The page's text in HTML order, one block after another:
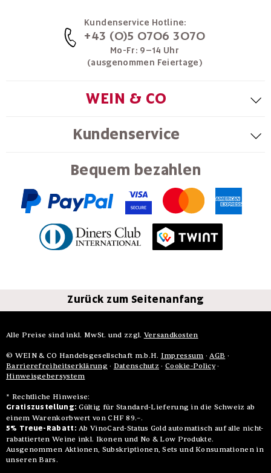
Kundenservice Hotline:
+43 (0)5 0706 3070
Mo-Fr: 9–14 Uhr
(ausgenommen Feiertage)
WEIN & CO
Kundenservice
Bequem bezahlen
Zurück zum Seitenanfang
Alle Preise sind inkl. MwSt. und zzgl. Versandkosten
© WEIN & CO Handelsgesellschaft m.b.H. Impressum · AGB ·
Barrierefreiheitserklärung · Datenschutz · Cookie-Policy·
Hinweisgebersystem
* Rechtliche Hinweise:
Gratiszustellung: Gültig für Standard-Lieferung in die Schweiz ab
einem Warenkorbwert von CHF 89.–.
5% Treue-Rabatt: Ab VinoCard-Status Gold automatisch auf alle nicht-
rabattierten Weine inkl. Ikonen und No & Low Produkte.
Ausgenommen Aktionen, Subskriptionen, Sets und Konsumationen in
unseren Bars.